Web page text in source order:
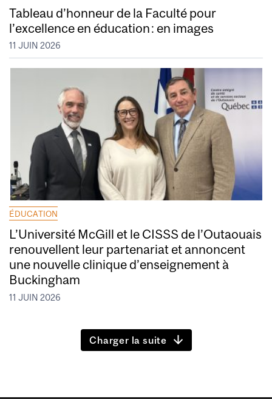
Tableau d’honneur de la Faculté pour
l’excellence en éducation : en images
11 JUIN 2026
ÉDUCATION
L’Université McGill et le CISSS de l’Outaouais
renouvellent leur partenariat et annoncent
une nouvelle clinique d’enseignement à
Buckingham
11 JUIN 2026
Charger la suite